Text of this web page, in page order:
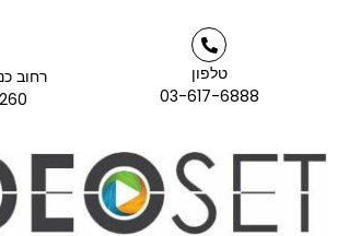
טלפון
03-617-6888
רחוב כנרת 15,